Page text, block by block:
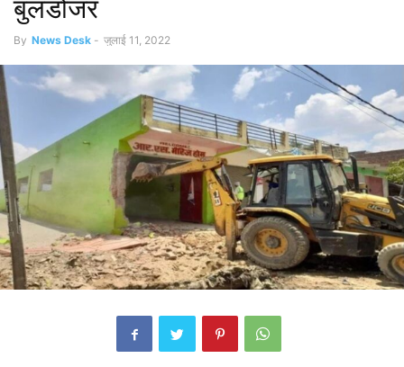
बुलडोजर
By News Desk - जुलाई 11, 2022